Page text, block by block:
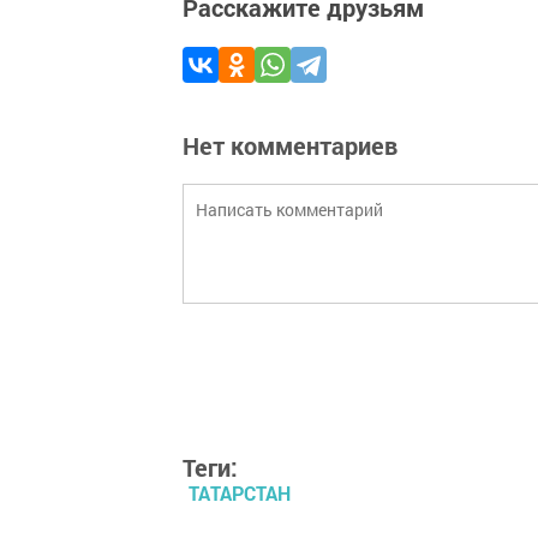
Расскажите друзьям
Нет комментариев
Теги:
ТАТАРСТАН